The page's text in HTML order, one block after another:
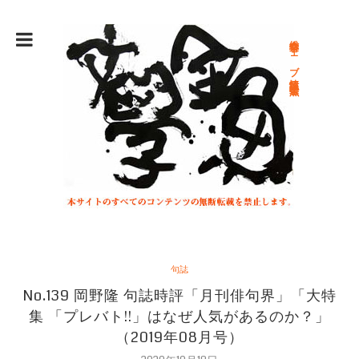
総合文学ウェブ情報誌 文学金魚
句誌
No.139 岡野隆 句誌時評「月刊俳句界」「大特
集 「プレバト!!」はなぜ人気があるのか？」
（2019年08月号）